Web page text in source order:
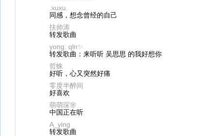
.xuxu.
同感，想念曾经的自己
扶帅涛
转发歌曲
yong. qln✨
转发歌曲：来听听 吴思思 的我好想你
哲蛛
好听，心又突然好痛
零度半醉间
好喜欢
萌萌琛🌸
中国正在听
A_ying
转发歌曲